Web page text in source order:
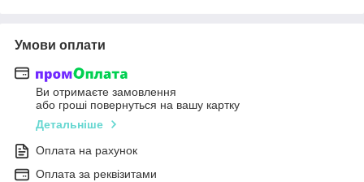
Умови оплати
Ви отримаєте замовлення
або гроші повернуться на вашу картку
Детальніше
Оплата на рахунок
Оплата за реквізитами